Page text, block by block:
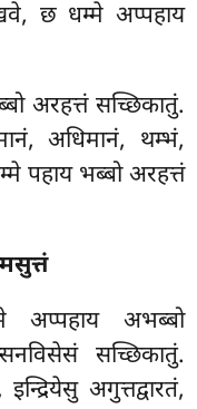
छ धम्मे अप्पहाय
अरहत्तं सच्छिकातुं.
अधिमानं, थम्भं,
पहाय भब्बो अरहत्तं
अभब्बो
सच्छिकातुं.
अगुत्तद्वारतं,